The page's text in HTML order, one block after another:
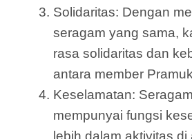
Solidaritas: Dengan
seragam yang sama,
rasa solidaritas dan
antara member
Keselamatan:
mempunyai fungsi